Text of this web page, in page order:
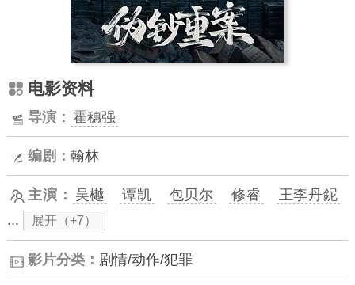
电影资料
导演： 霍穗强
编剧： 翰林
主演： 吴樾 谭凯 包贝尔 修睿
王李丹鈮
...
展开（+7）
影片分类： 剧情/动作/犯罪